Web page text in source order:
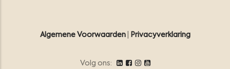
Algemene Voorwaarden| Privacyverklaring
Volg ons: